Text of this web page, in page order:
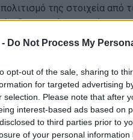
Do Not Process My
opt-out of the sale, sharing to
for targeted advertising
selection. Please note that after
interest-based ads based on
to third parties prior to
of your personal
της στοιχεία από
διαμορφώνοντας ένα
η φιλαρμονική παράδοση
ζώσες εκφράσεις
με τα Βαλκάνια, την
Αυτή η διαρκής
που σήμερα μεταφράζεται
με πόλεις σε